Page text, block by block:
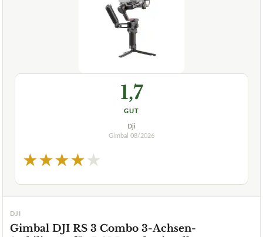
1,7
GUT
Dji
Gimbal 08/2026
★★★★★
DJI
Gimbal DJI RS 3 Combo 3-Achsen-